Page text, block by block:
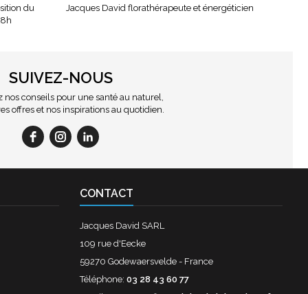
du
Jacques David florathérapeute et énergéticien
SUIVEZ-NOUS
nos conseils pour une santé au naturel,
offres et nos inspirations au quotidien.
CONTACT
Jacques David SARL
109 rue d'Eecke
59270 Godewaersvelde - France
Téléphone: 03 28 43 60 77